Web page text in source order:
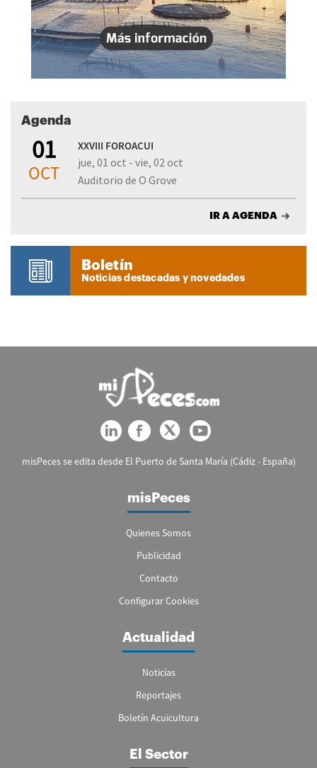
Agenda
01
OCT
XXVIII FOROACUI
jue, 01 oct - vie, 02 oct
Auditorio de O Grove
IR A AGENDA
Boletín
Noticias destacadas y novedades
misPeces se edita desde El Puerto de Santa María (Cádiz - España)
misPeces
Quienes Somos
Publicidad
Contacto
Configurar Cookies
Actualidad
Noticias
Reportajes
Boletín Acuicultura
El Sector